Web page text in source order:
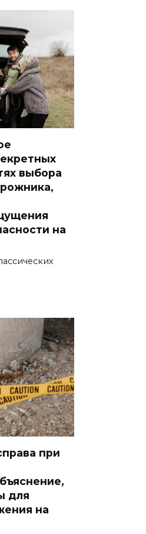
выбора
на
при
для
на